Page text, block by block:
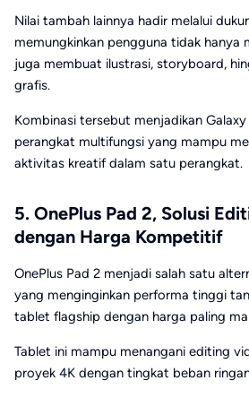
Nilai tambah lainnya hadir melalui
memungkinkan pengguna tidak
juga membuat ilustrasi, storyboard,
grafis.
Kombinasi tersebut menjadikan
perangkat multifungsi yang mampu
aktivitas kreatif dalam satu perangkat.
5. OnePlus Pad 2, Solusi
dengan Harga Kompetitif
OnePlus Pad 2 menjadi salah satu
yang menginginkan performa tinggi
tablet flagship dengan harga paling
Tablet ini mampu menangani editing
proyek 4K dengan tingkat beban